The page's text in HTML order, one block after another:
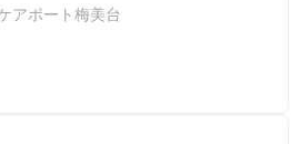
アポート梅美台